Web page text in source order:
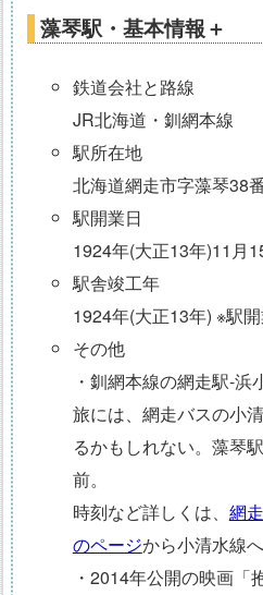
藻琴駅・基本情報＋
鉄道会社と路線
JR北海道・釧網本線
駅所在地
北海道網走市字藻琴38
駅開業日
1924年(大正13年)11月
駅舎竣工年
1924年(大正13年) ※駅
その他
・釧網本線の網走駅-
旅には、網走バスの小
るかもしれない。藻琴
前。
時刻など詳しくは、 網
のページから小清水線へ
・2014年公開の映画「